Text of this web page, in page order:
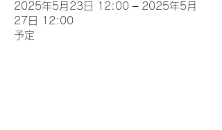
2025年5月23日 12:00 – 2025年5月
27日 12:00
予定